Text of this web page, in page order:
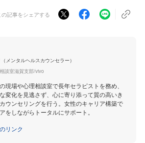
の記事をシェアする
（メンタルヘルスカウンセラー）
談室滋賀支部/vivo
現場や心理相談室で長年セラピストを務め、
変化を見逃さず、心に寄り添って質の高いき
ウンセリングを行う。女性のキャリア構築で
をしながらトータルにサポート。
リンク